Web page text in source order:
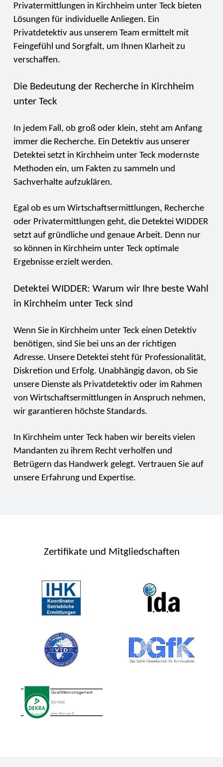
Privatermittlungen in Kirchheim unter Teck bieten
Lösungen für individuelle Anliegen. Ein
Privatdetektiv aus unserem Team ermittelt mit
Feingefühl und Sorgfalt, um Ihnen Klarheit zu
verschaffen.
Die Bedeutung der Recherche in Kirchheim
unter Teck
In jedem Fall, ob groß oder klein, steht am Anfang
immer die Recherche. Ein Detektiv aus unserer
Detektei setzt in Kirchheim unter Teck modernste
Methoden ein, um Fakten zu sammeln und
Sachverhalte aufzuklären.
Egal ob es um Wirtschaftsermittlungen, Recherche
oder Privatermittlungen geht, die Detektei WIDDER
setzt auf gründliche und genaue Arbeit. Denn nur
so können in Kirchheim unter Teck optimale
Ergebnisse erzielt werden.
Detektei WIDDER: Warum wir Ihre beste Wahl
in Kirchheim unter Teck sind
Wenn Sie in Kirchheim unter Teck einen Detektiv
benötigen, sind Sie bei uns an der richtigen
Adresse. Unsere Detektei steht für Professionalität,
Diskretion und Erfolg. Unabhängig davon, ob Sie
unsere Dienste als Privatdetektiv oder im Rahmen
von Wirtschaftsermittlungen in Anspruch nehmen,
wir garantieren höchste Standards.
In Kirchheim unter Teck haben wir bereits vielen
Mandanten zu ihrem Recht verholfen und
Betrügern das Handwerk gelegt. Vertrauen Sie auf
unsere Erfahrung und Expertise.
Zertifikate und Mitgliedschaften